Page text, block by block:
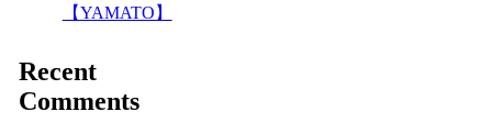
【YAMATO】
Recent
Comments